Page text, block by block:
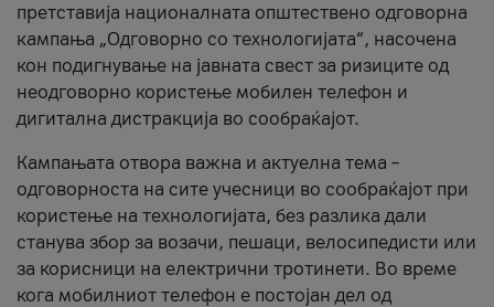
претставија националната општествено одговорна
кампања „Одговорно со технологијата“, насочена
кон подигнување на јавната свест за ризиците од
неодговорно користење мобилен телефон и
дигитална дистракција во сообраќајот.
Кампањата отвора важна и актуелна тема –
одговорноста на сите учесници во сообраќајот при
користење на технологијата, без разлика дали
станува збор за возачи, пешаци, велосипедисти или
за корисници на електрични тротинети. Во време
кога мобилниот телефон е постојан дел од